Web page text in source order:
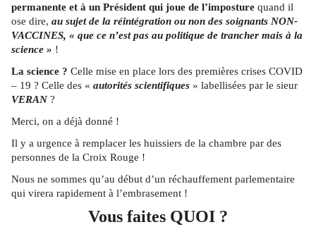
permanente et à un Président qui joue de l’imposture quand il
ose dire, au sujet de la réintégration ou non des soignants NON-
VACCINES, « que ce n’est pas au politique de trancher mais à la
science » !
La science ? Celle mise en place lors des premières crises COVID
– 19 ? Celle des « autorités scientifiques » labellisées par le sieur
VERAN?
Merci, on a déjà donné !
Il y a urgence à remplacer les huissiers de la chambre par des
personnes de la Croix Rouge !
Nous ne sommes qu’au début d’un réchauffement parlementaire
qui virera rapidement à l’embrasement !
Vous faites QUOI ?